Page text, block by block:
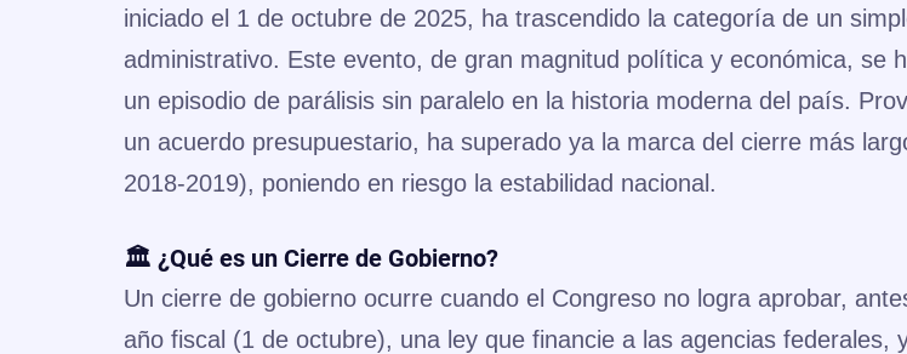
iniciado el 1 de octubre de 2025, ha trascendido la categoría de un
administrativo. Este evento, de gran magnitud política y económica, se
un episodio de parálisis sin paralelo en la historia moderna del país.
un acuerdo presupuestario, ha superado ya la marca del cierre más
2018-2019), poniendo en riesgo la estabilidad nacional.
🏛️ ¿Qué es un Cierre de Gobierno?
Un cierre de gobierno ocurre cuando el Congreso no logra aprobar,
año fiscal (1 de octubre), una ley que financie a las agencias federales,